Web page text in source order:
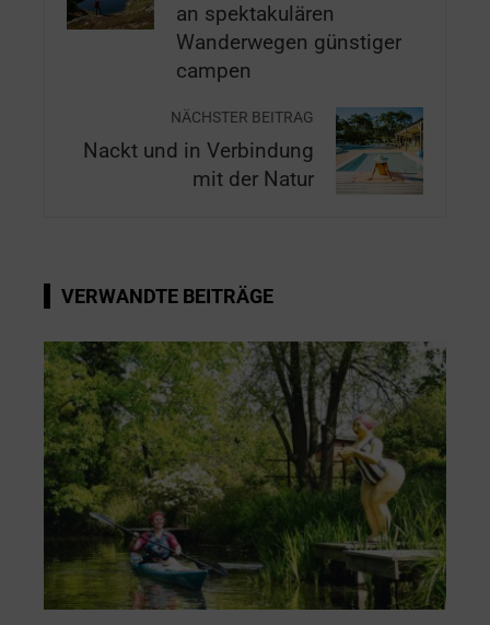
an spektakulären
Wanderwegen günstiger
campen
NÄCHSTER BEITRAG
Nackt und in Verbindung
mit der Natur
VERWANDTE BEITRÄGE